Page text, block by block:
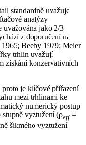
standardně uvažuje
analýzy
uvažována jako 2/3
z doporučení na
1965; Beeby 1979; Meier
trhlin uvažují
získání konzervativních
je klíčové přiřazení
mezi trhlinami ke
numerický postup
vyztužení (ρeff=
šikmého vyztužení